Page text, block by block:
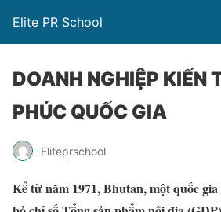
Elite PR School
DOANH NGHIỆP KIẾN
PHÚC QUỐC GIA
Eliteprschool
Kể từ năm 1971, Bhutan, một quốc